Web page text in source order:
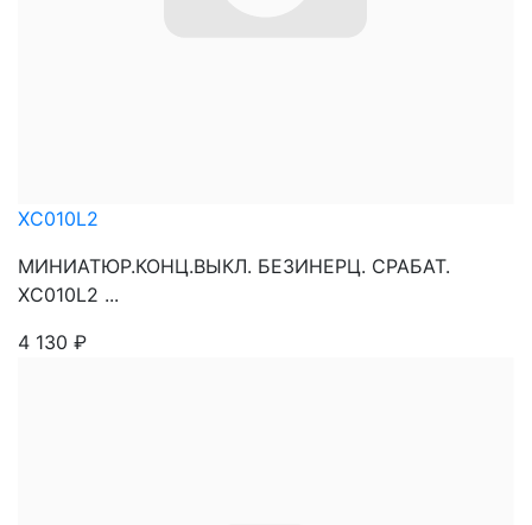
XC010L2
МИНИАТЮР.КОНЦ.ВЫКЛ. БЕЗИНЕРЦ. СРАБАТ.
XC010L2 ...
4 130 ₽